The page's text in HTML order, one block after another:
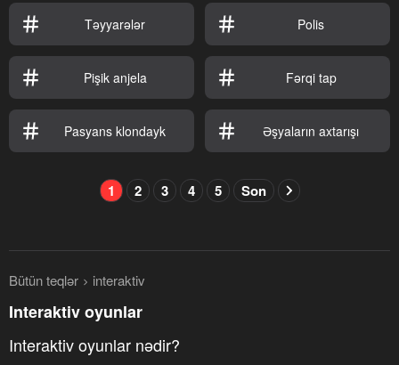
Təyyarələr Polis
Pişik anjela Fərqi tap
Pasyans klondayk Əşyaların axtarışı
1 2 3 4 5 Son
Bütün teqlər interaktiv
Interaktiv oyunlar
Interaktiv oyunlar nədir?